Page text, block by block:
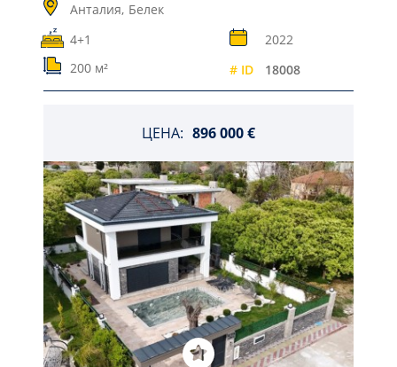
Анталия, Белек
4+1
2022
200 м²
# ID 18008
ЦЕНА: 896 000 €